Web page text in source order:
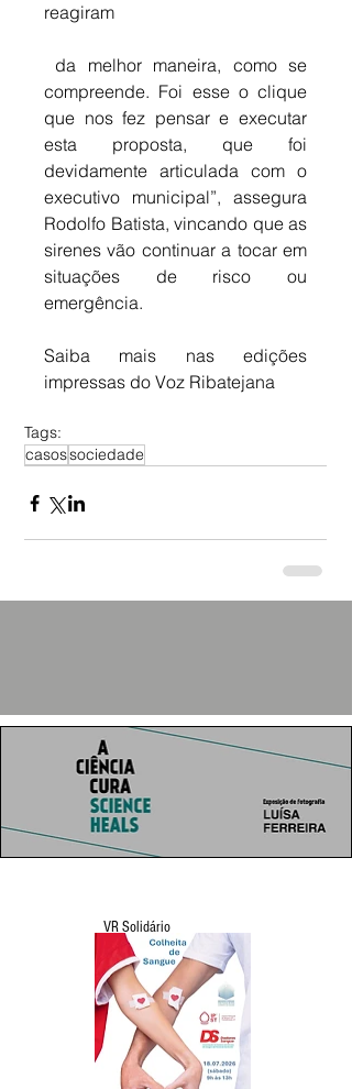
reagiram
compreende. Foi esse o clique
que nos fez pensar e executar
esta proposta, que foi
devidamente articulada com o
executivo municipal”, assegura
Rodolfo Batista, vincando que as
sirenes vão continuar a tocar em
situações de risco ou
emergência.
Saiba mais nas edições
impressas do Voz Ribatejana
Tags:
casossociedade
VR Solidário